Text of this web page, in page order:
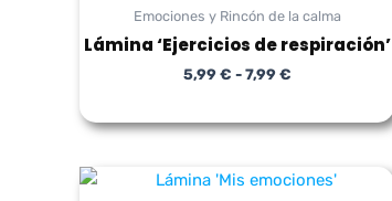
Emociones y Rincón de la calma
Lámina ‘Ejercicios de respiración’
5,99€ - 7,99€
Rango